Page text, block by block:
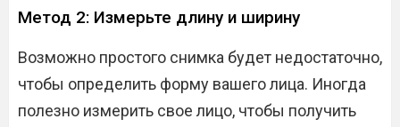
Метод 2: Измерьте длину и ширину
Возможно простого снимка будет недостаточно,
чтобы определить форму вашего лица. Иногда
полезно измерить свое лицо, чтобы получить